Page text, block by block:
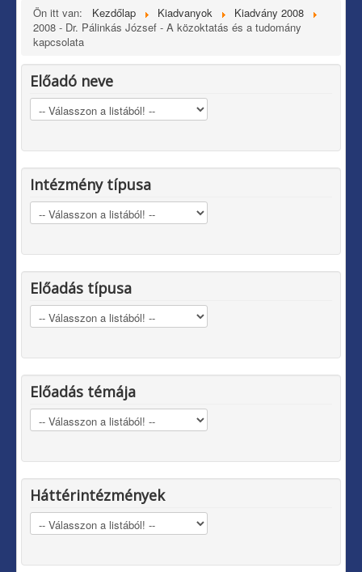
Ön itt van: Kezdőlap Kiadvanyok
Kiadvány 2008
2008 - Dr. Pálinkás József - A közoktatás és a tudomány
kapcsolata
Előadó neve
Intézmény típusa
Előadás típusa
Előadás témája
Háttérintézmények